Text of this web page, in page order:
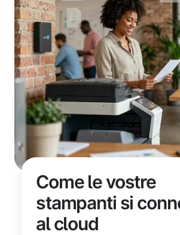
Come le vostre
stampanti si
al cloud